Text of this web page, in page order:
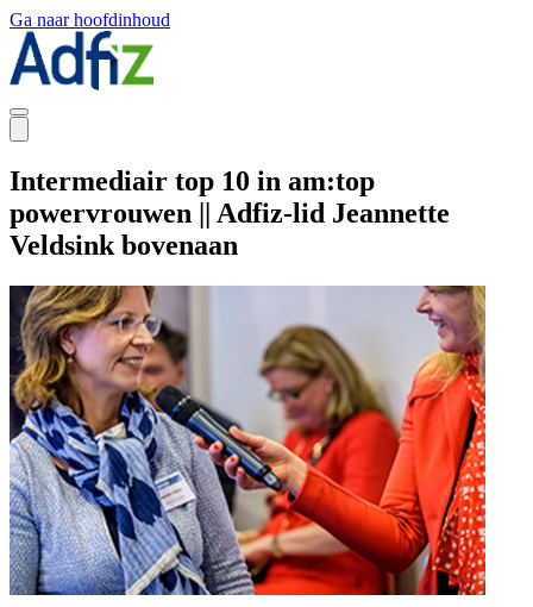
Ga naar hoofdinhoud
Intermediair top 10 in am:top
powervrouwen || Adfiz-lid Jeannette
Veldsink bovenaan